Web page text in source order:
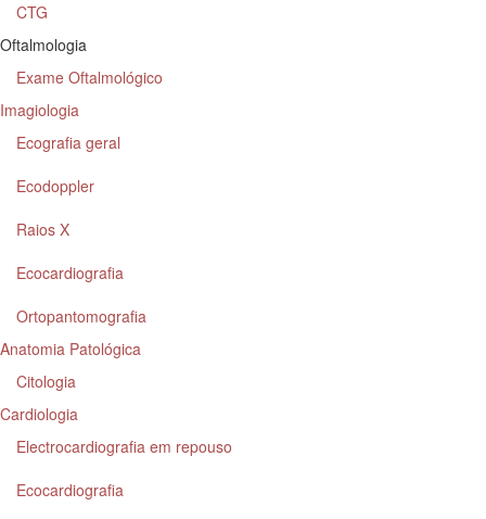
CTG
Oftalmologia
Exame Oftalmológico
Imagiologia
Ecografia geral
Ecodoppler
Raios X
Ecocardiografia
Ortopantomografia
Anatomia Patológica
Citologia
Cardiologia
Electrocardiografia em repouso
Ecocardiografia